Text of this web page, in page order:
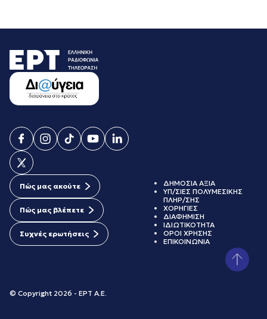
Πώς μας ακούτε
Πώς μας βλέπετε
Συχνές ερωτήσεις
© Copyright 2026 - ΕΡΤ Α.Ε.
ΔΗΜΟΣΙΑ ΑΞΙΑ
ΥΠ/ΣΙΕΣ ΠΟΛΥΜΕΣΙΚΗΣ
ΠΛΗΡ/ΣΗΣ
ΧΟΡΗΓΙΕΣ
ΔΙΑΦΗΜΙΣΗ
ΙΔΙΩΤΙΚΟΤΗΤΑ
ΟΡΟΙ ΧΡΗΣΗΣ
ΕΠΙΚΟΙΝΩΝΙΑ